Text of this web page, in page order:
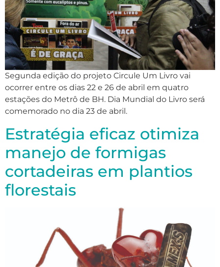
Segunda edição do projeto Circule Um Livro vai
ocorrer entre os dias 22 e 26 de abril em quatro
estações do Metrô de BH. Dia Mundial do Livro será
comemorado no dia 23 de abril.
Estratégia eficaz otimiza
manejo de formigas
cortadeiras em plantios
florestais